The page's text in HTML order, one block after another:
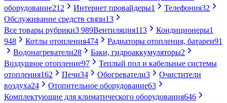
оборудование212 Интернет провайдеры1 Телефония32
Обслуживание средств связи13
Все товары рубрики3 989Вентиляция113 Кондиционеры1
948
Котлы отопления474 Радиаторы отопления, батареи91
Водонагреватели28 Баки, гидроаккумуляторы2
Воздушное отопление97
Теплый пол и кабельные системы
отопления162 Печи34 Обогреватели3
Очистители
воздуха24 Отопительное оборудование63
Комплектующие для климатического оборудования646